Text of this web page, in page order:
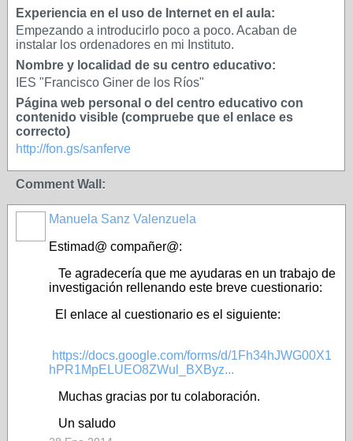
Experiencia en el uso de Internet en el aula:
Empezando a introducirlo poco a poco. Acaban de
instalar los ordenadores en mi Instituto.
Nombre y localidad de su centro educativo:
IES "Francisco Giner de los Ríos"
Página web personal o del centro educativo con
contenido visible (compruebe que el enlace es
correcto)
http://fon.gs/sanferve
Comment Wall:
Manuela Sanz Valenzuela
Estimad@ compañer@:
Te agradecería que me ayudaras en un trabajo de
investigación rellenando este breve cuestionario:
El enlace al cuestionario es el siguiente:
https://docs.google.com/forms/d/1Fh34hJWG00X1
hPR1MpELUEO8ZWul_BXByz...
Muchas gracias por tu colaboración.
Un saludo